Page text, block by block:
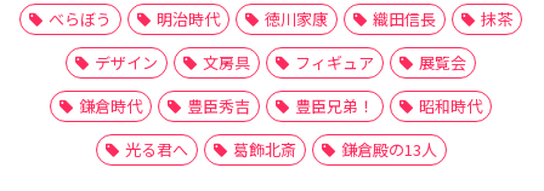
べらぼう
明治時代 徳川家康 織田信長
抹茶
デザイン
文房具 フィギュア
展覧会
鎌倉時代
豊臣秀吉 豊臣兄弟！
昭和時代
光る君へ
葛飾北斎 鎌倉殿の13人